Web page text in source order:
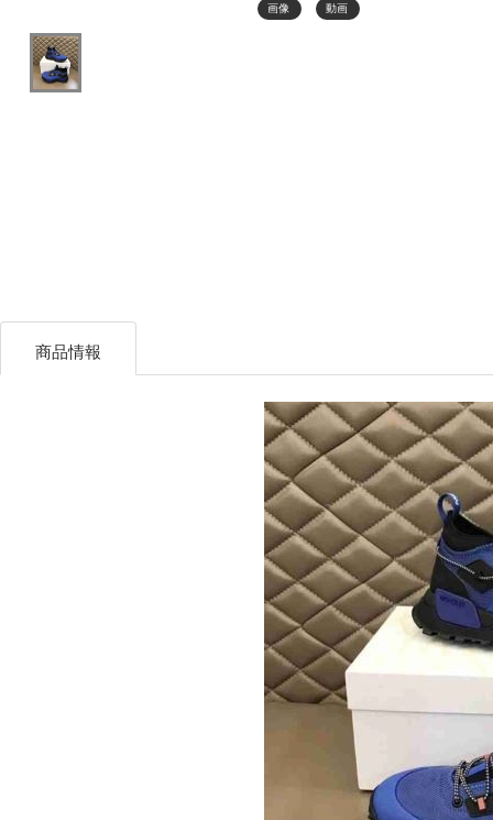
画像 動画
商品情報